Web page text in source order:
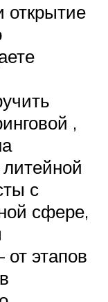
открытие
,
с
сфере,
от этапов